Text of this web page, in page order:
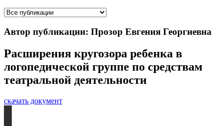
Автор публикации: Прозор Евгения Георгиевна
Расширения кругозора ребенка в
логопедической группе по средствам
театральной деятельности
скачать документ